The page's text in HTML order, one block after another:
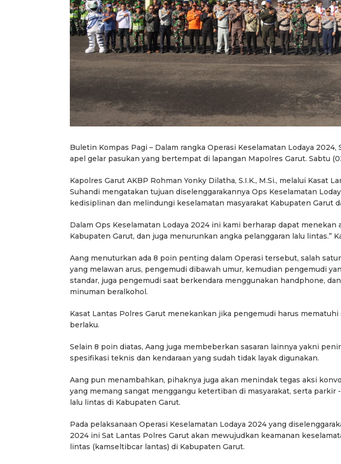
Buletin Kompas Pagi – Dalam rangka Operasi Keselamatan Lodaya
apel gelar pasukan yang bertempat di lapangan Mapolres Garut. Sabtu
Kapolres Garut AKBP Rohman Yonky Dilatha, S.I.K., M.Si., melalui Kasat
Suhandi mengatakan tujuan diselenggarakannya Ops Keselamatan
kedisiplinan dan melindungi keselamatan masyarakat Kabupaten Garut
Dalam Ops Keselamatan Lodaya 2024 ini kami berharap dapat menekan
Kabupaten Garut, dan juga menurunkan angka pelanggaran lalu lintas.”
Aang menuturkan ada 8 poin penting dalam Operasi tersebut, salah
yang melawan arus, pengemudi dibawah umur, kemudian pengemudi
standar, juga pengemudi saat berkendara menggunakan handphone,
minuman beralkohol.
Kasat Lantas Polres Garut menekankan jika pengemudi harus
berlaku.
Selain 8 poin diatas, Aang juga membeberkan sasaran lainnya yakni
spesifikasi teknis dan kendaraan yang sudah tidak layak digunakan.
Aang pun menambahkan, pihaknya juga akan menindak tegas aksi
yang memang sangat menggangu ketertiban di masyarakat, serta parkir
lalu lintas di Kabupaten Garut.
Pada pelaksanaan Operasi Keselamatan Lodaya 2024 yang
2024 ini Sat Lantas Polres Garut akan mewujudkan keamanan
lintas (kamseltibcar lantas) di Kabupaten Garut.